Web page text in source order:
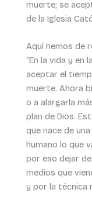
muerte; se
de la Iglesia
Aquí hemos de
“En la vida y en
aceptar el
muerte. Ahora
o a alargarla
plan de Dios.
que nace de
humano lo que
por eso dejar
medios que
y por la técnica